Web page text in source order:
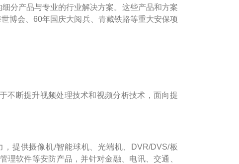
分产品与专业的行业解决方案。这些产品和方案
博会、60年国庆大阅兵、青藏铁路等重大安保项
不断提升视频处理技术和视频分析技术，面向提
提供摄像机/智能球机、光端机、DVR/DVS/板
理软件等安防产品，并针对金融、电讯、交通、